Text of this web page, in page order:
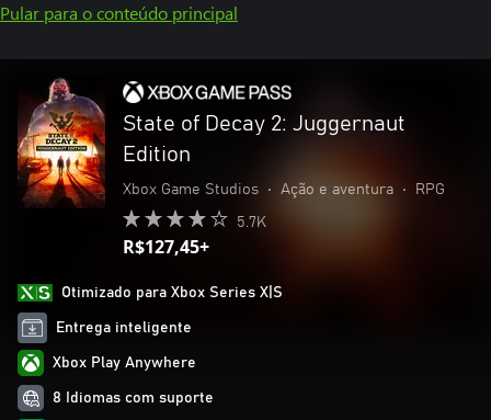
Pular para o conteúdo principal
State of Decay 2: Juggernaut
Edition
Xbox Game Studios • Ação e aventura • RPG
5.7K
R$127,45+
Otimizado para Xbox Series X|S
Entrega inteligente
Xbox Play Anywhere
8 Idiomas com suporte